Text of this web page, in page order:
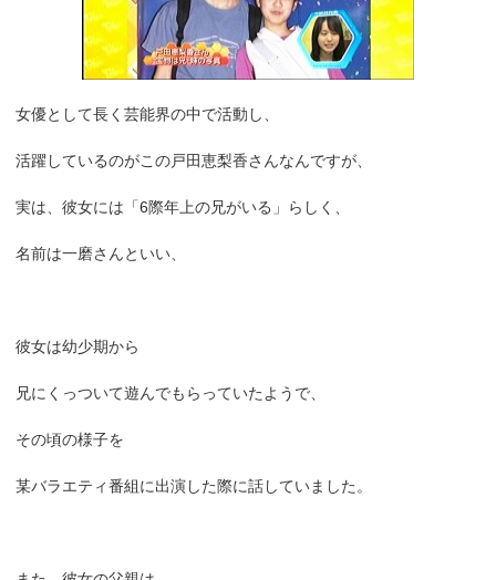
女優として長く芸能界の中で活動し、
活躍しているのがこの戸田恵梨香さんなんですが、
実は、彼女には「6際年上の兄がいる」らしく、
名前は一磨さんといい、
彼女は幼少期から
兄にくっついて遊んでもらっていたようで、
その頃の様子を
某バラエティ番組に出演した際に話していました。